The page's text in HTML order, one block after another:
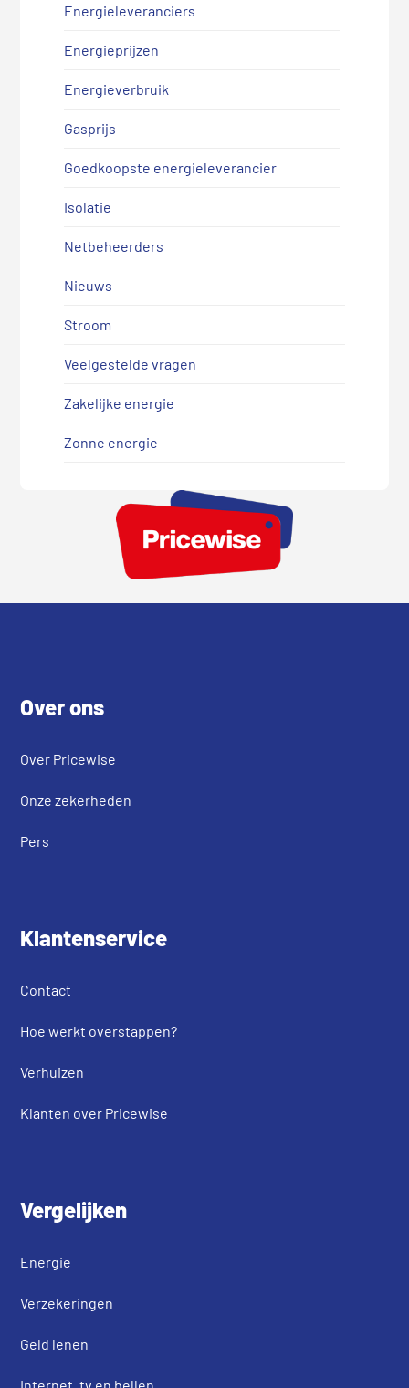
Energieleveranciers
Energieprijzen
Energieverbruik
Gasprijs
Goedkoopste energieleverancier
Isolatie
Netbeheerders
Nieuws
Stroom
Veelgestelde vragen
Zakelijke energie
Zonne energie
Over ons
Over Pricewise
Onze zekerheden
Pers
Klantenservice
Contact
Hoe werkt overstappen?
Verhuizen
Klanten over Pricewise
Vergelijken
Energie
Verzekeringen
Geld lenen